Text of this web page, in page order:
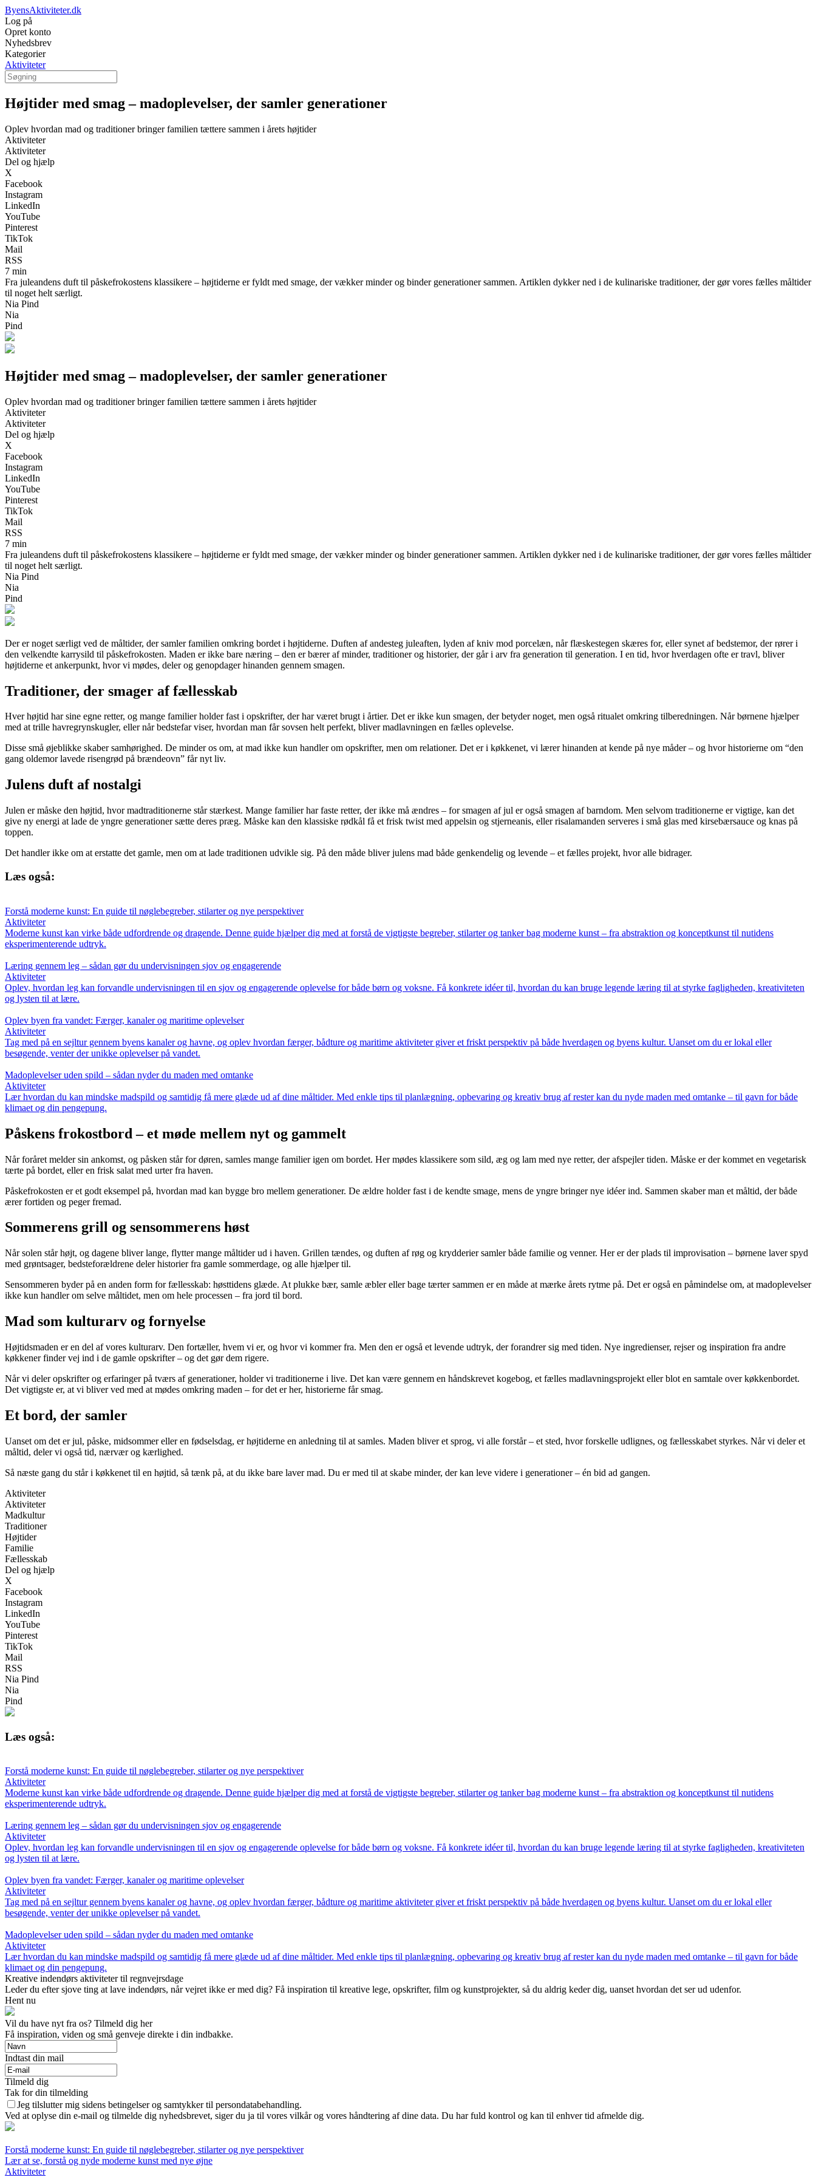
ByensAktiviteter.dk
Log på
Opret konto
Nyhedsbrev
Kategorier
Aktiviteter
Højtider med smag – madoplevelser, der samler generationer
Oplev hvordan mad og traditioner bringer familien tættere sammen i årets højtider
Aktiviteter
Aktiviteter
Del og hjælp
X
Facebook
Instagram
LinkedIn
YouTube
Pinterest
TikTok
Mail
RSS
7 min
Fra juleandens duft til påskefrokostens klassikere – højtiderne er fyldt med smage, der vækker minder og binder generationer sammen. Artiklen dykker ned i de kulinariske traditioner, der gør vores fælles måltider
til noget helt særligt.
Nia Pind
Nia
Pind
Højtider med smag – madoplevelser, der samler generationer
Oplev hvordan mad og traditioner bringer familien tættere sammen i årets højtider
Aktiviteter
Aktiviteter
Del og hjælp
X
Facebook
Instagram
LinkedIn
YouTube
Pinterest
TikTok
Mail
RSS
7 min
Fra juleandens duft til påskefrokostens klassikere – højtiderne er fyldt med smage, der vækker minder og binder generationer sammen. Artiklen dykker ned i de kulinariske traditioner, der gør vores fælles måltider
til noget helt særligt.
Nia Pind
Nia
Pind
Der er noget særligt ved de måltider, der samler familien omkring bordet i højtiderne. Duften af andesteg juleaften, lyden af kniv mod porcelæn, når flæskestegen skæres for, eller synet af bedstemor, der rører i
den velkendte karrysild til påskefrokosten. Maden er ikke bare næring – den er bærer af minder, traditioner og historier, der går i arv fra generation til generation. I en tid, hvor hverdagen ofte er travl, bliver
højtiderne et ankerpunkt, hvor vi mødes, deler og genopdager hinanden gennem smagen.
Traditioner, der smager af fællesskab
Hver højtid har sine egne retter, og mange familier holder fast i opskrifter, der har været brugt i årtier. Det er ikke kun smagen, der betyder noget, men også ritualet omkring tilberedningen. Når børnene hjælper
med at trille havregrynskugler, eller når bedstefar viser, hvordan man får sovsen helt perfekt, bliver madlavningen en fælles oplevelse.
Disse små øjeblikke skaber samhørighed. De minder os om, at mad ikke kun handler om opskrifter, men om relationer. Det er i køkkenet, vi lærer hinanden at kende på nye måder – og hvor historierne om “den
gang oldemor lavede risengrød på brændeovn” får nyt liv.
Julens duft af nostalgi
Julen er måske den højtid, hvor madtraditionerne står stærkest. Mange familier har faste retter, der ikke må ændres – for smagen af jul er også smagen af barndom. Men selvom traditionerne er vigtige, kan det
give ny energi at lade de yngre generationer sætte deres præg. Måske kan den klassiske rødkål få et frisk twist med appelsin og stjerneanis, eller risalamanden serveres i små glas med kirsebærsauce og knas på
toppen.
Det handler ikke om at erstatte det gamle, men om at lade traditionen udvikle sig. På den måde bliver julens mad både genkendelig og levende – et fælles projekt, hvor alle bidrager.
Læs også:
Forstå moderne kunst: En guide til nøglebegreber, stilarter og nye perspektiver
Aktiviteter
Moderne kunst kan virke både udfordrende og dragende. Denne guide hjælper dig med at forstå de vigtigste begreber, stilarter og tanker bag moderne kunst – fra abstraktion og konceptkunst til nutidens
eksperimenterende udtryk.
Læring gennem leg – sådan gør du undervisningen sjov og engagerende
Aktiviteter
Oplev, hvordan leg kan forvandle undervisningen til en sjov og engagerende oplevelse for både børn og voksne. Få konkrete idéer til, hvordan du kan bruge legende læring til at styrke fagligheden, kreativiteten
og lysten til at lære.
Oplev byen fra vandet: Færger, kanaler og maritime oplevelser
Aktiviteter
Tag med på en sejltur gennem byens kanaler og havne, og oplev hvordan færger, bådture og maritime aktiviteter giver et friskt perspektiv på både hverdagen og byens kultur. Uanset om du er lokal eller
besøgende, venter der unikke oplevelser på vandet.
Madoplevelser uden spild – sådan nyder du maden med omtanke
Aktiviteter
Lær hvordan du kan mindske madspild og samtidig få mere glæde ud af dine måltider. Med enkle tips til planlægning, opbevaring og kreativ brug af rester kan du nyde maden med omtanke – til gavn for både
klimaet og din pengepung.
Påskens frokostbord – et møde mellem nyt og gammelt
Når foråret melder sin ankomst, og påsken står for døren, samles mange familier igen om bordet. Her mødes klassikere som sild, æg og lam med nye retter, der afspejler tiden. Måske er der kommet en vegetarisk
tærte på bordet, eller en frisk salat med urter fra haven.
Påskefrokosten er et godt eksempel på, hvordan mad kan bygge bro mellem generationer. De ældre holder fast i de kendte smage, mens de yngre bringer nye idéer ind. Sammen skaber man et måltid, der både
ærer fortiden og peger fremad.
Sommerens grill og sensommerens høst
Når solen står højt, og dagene bliver lange, flytter mange måltider ud i haven. Grillen tændes, og duften af røg og krydderier samler både familie og venner. Her er der plads til improvisation – børnene laver spyd
med grøntsager, bedsteforældrene deler historier fra gamle sommerdage, og alle hjælper til.
Sensommeren byder på en anden form for fællesskab: høsttidens glæde. At plukke bær, samle æbler eller bage tærter sammen er en måde at mærke årets rytme på. Det er også en påmindelse om, at madoplevelser
ikke kun handler om selve måltidet, men om hele processen – fra jord til bord.
Mad som kulturarv og fornyelse
Højtidsmaden er en del af vores kulturarv. Den fortæller, hvem vi er, og hvor vi kommer fra. Men den er også et levende udtryk, der forandrer sig med tiden. Nye ingredienser, rejser og inspiration fra andre
køkkener finder vej ind i de gamle opskrifter – og det gør dem rigere.
Når vi deler opskrifter og erfaringer på tværs af generationer, holder vi traditionerne i live. Det kan være gennem en håndskrevet kogebog, et fælles madlavningsprojekt eller blot en samtale over køkkenbordet.
Det vigtigste er, at vi bliver ved med at mødes omkring maden – for det er her, historierne får smag.
Et bord, der samler
Uanset om det er jul, påske, midsommer eller en fødselsdag, er højtiderne en anledning til at samles. Maden bliver et sprog, vi alle forstår – et sted, hvor forskelle udlignes, og fællesskabet styrkes. Når vi deler et
måltid, deler vi også tid, nærvær og kærlighed.
Så næste gang du står i køkkenet til en højtid, så tænk på, at du ikke bare laver mad. Du er med til at skabe minder, der kan leve videre i generationer – én bid ad gangen.
Aktiviteter
Aktiviteter
Madkultur
Traditioner
Højtider
Familie
Fællesskab
Del og hjælp
X
Facebook
Instagram
LinkedIn
YouTube
Pinterest
TikTok
Mail
RSS
Nia Pind
Nia
Pind
Læs også:
Forstå moderne kunst: En guide til nøglebegreber, stilarter og nye perspektiver
Aktiviteter
Moderne kunst kan virke både udfordrende og dragende. Denne guide hjælper dig med at forstå de vigtigste begreber, stilarter og tanker bag moderne kunst – fra abstraktion og konceptkunst til nutidens
eksperimenterende udtryk.
Læring gennem leg – sådan gør du undervisningen sjov og engagerende
Aktiviteter
Oplev, hvordan leg kan forvandle undervisningen til en sjov og engagerende oplevelse for både børn og voksne. Få konkrete idéer til, hvordan du kan bruge legende læring til at styrke fagligheden, kreativiteten
og lysten til at lære.
Oplev byen fra vandet: Færger, kanaler og maritime oplevelser
Aktiviteter
Tag med på en sejltur gennem byens kanaler og havne, og oplev hvordan færger, bådture og maritime aktiviteter giver et friskt perspektiv på både hverdagen og byens kultur. Uanset om du er lokal eller
besøgende, venter der unikke oplevelser på vandet.
Madoplevelser uden spild – sådan nyder du maden med omtanke
Aktiviteter
Lær hvordan du kan mindske madspild og samtidig få mere glæde ud af dine måltider. Med enkle tips til planlægning, opbevaring og kreativ brug af rester kan du nyde maden med omtanke – til gavn for både
klimaet og din pengepung.
Kreative indendørs aktiviteter til regnvejrsdage
Leder du efter sjove ting at lave indendørs, når vejret ikke er med dig? Få inspiration til kreative lege, opskrifter, film og kunstprojekter, så du aldrig keder dig, uanset hvordan det ser ud udenfor.
Hent nu
Vil du have nyt fra os? Tilmeld dig her
Få inspiration, viden og små genveje direkte i din indbakke.
Indtast din mail
Tilmeld dig
Tak for din tilmelding
Jeg tilslutter mig sidens betingelser og samtykker til persondatabehandling.
Ved at oplyse din e-mail og tilmelde dig nyhedsbrevet, siger du ja til vores vilkår og vores håndtering af dine data. Du har fuld kontrol og kan til enhver tid afmelde dig.
Forstå moderne kunst: En guide til nøglebegreber, stilarter og nye perspektiver
Lær at se, forstå og nyde moderne kunst med nye øjne
Aktiviteter